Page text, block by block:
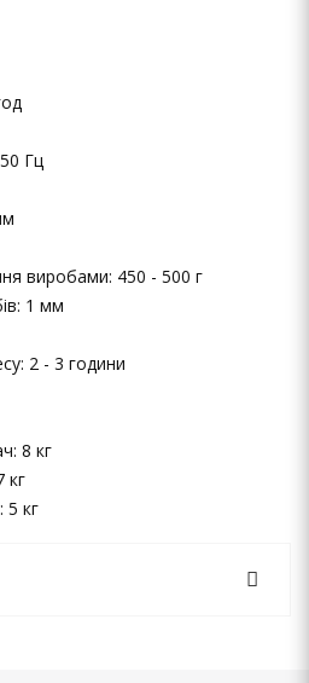
Гц
виробами: 450 - 500 г
1 мм
2 - 3 години
8 кг
кг
5 кг